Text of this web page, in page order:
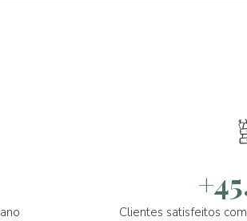
Clientes satisfeitos